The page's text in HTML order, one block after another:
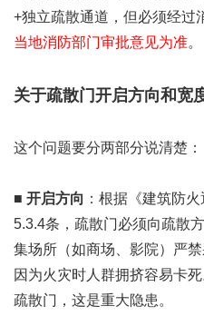
+独立疏散通道，但必须经过
当地消防部门审批意见为准。
关于疏散门开启方向和宽
这个问题要分两部分说清楚：
■ 开启方向 ：根据《建筑防
5.3.4条，疏散门必须向疏散
集场所（如商场、影院）严
因为火灾时人群拥挤容易卡
疏散门，这是重大隐患。